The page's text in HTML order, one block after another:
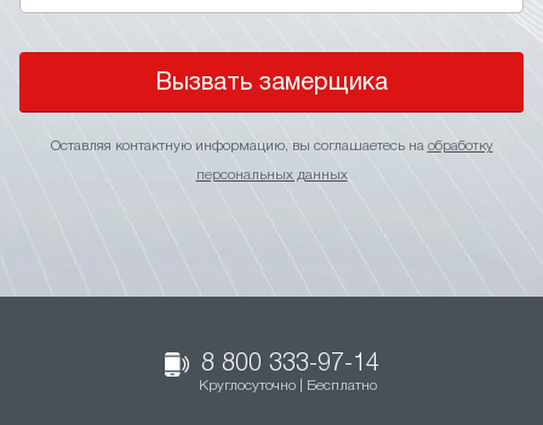
Вызвать замерщика
Оставляя контактную информацию, вы соглашаетесь на обработку
персональных данных
8 800 333-97-14
Круглосуточно | Бесплатно